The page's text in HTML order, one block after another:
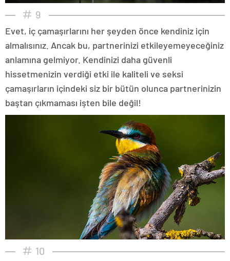
9
Evet, iç çamaşırlarını her şeyden önce kendiniz için
almalısınız. Ancak bu, partnerinizi etkileyemeyeceğiniz
anlamına gelmiyor. Kendinizi daha güvenli
hissetmenizin verdiği etki ile kaliteli ve seksi
çamaşırların içindeki siz bir bütün olunca partnerinizin
baştan çıkmaması işten bile değil!
10